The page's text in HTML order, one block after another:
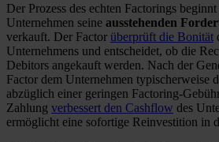
Der Prozess des echten Factorings
Unternehmen seine ausstehenden
verkauft. Der Factor überprüft die Bonität
Unternehmens und entscheidet, ob die
Debitors angekauft werden. Nach der
Factor dem Unternehmen typischerweise
abzüglich einer geringen Factoring-
Zahlung verbessert den Cashflow des
ermöglicht eine sofortige Reinvestition in